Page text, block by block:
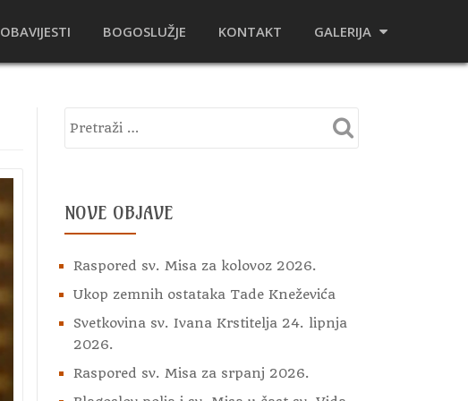
OBAVIJESTI BOGOSLUŽJE KONTAKT GALERIJA
NOVE OBJAVE
Raspored sv. Misa za kolovoz 2026.
Ukop zemnih ostataka Tade Kneževića
Svetkovina sv. Ivana Krstitelja 24. lipnja
2026.
Raspored sv. Misa za srpanj 2026.